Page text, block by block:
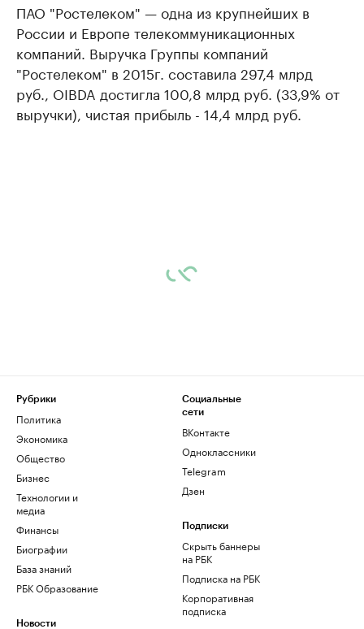
ПАО "Ростелеком" — одна из крупнейших в
России и Европе телекоммуникационных
компаний. Выручка Группы компаний
"Ростелеком" в 2015г. составила 297,4 млрд
руб., OIBDA достигла 100,8 млрд руб. (33,9% от
выручки), чистая прибыль - 14,4 млрд руб.
Рубрики
Политика
Экономика
Общество
Бизнес
Технологии и
медиа
Финансы
Биографии
База знаний
РБК Образование
Новости
Социальные
сети
ВКонтакте
Одноклассники
Telegram
Дзен
Подписки
Скрыть баннеры
на РБК
Подписка на РБК
Корпоративная
подписка